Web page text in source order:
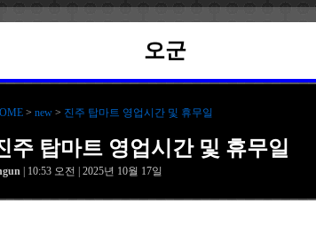
오군
> new > 진주 탑마트 영업시간 및 휴무일
주 탑마트 영업시간 및 휴무일
| 10:53 오전 | 2025년 10월 17일